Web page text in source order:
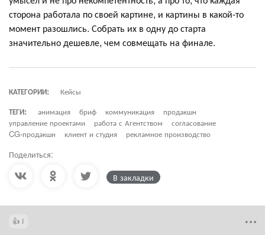
сторона работала по своей картине, и картины в какой-то
момент разошлись. Собрать их в одну до старта
значительно дешевле, чем совмещать на финале.
КАТЕГОРИИ:
Кейсы
ТЕГИ:
анимация бриф коммуникация
продакшн
управление проектами
работа с Агентством
согласование
CG-продакшн
клиент и студия рекламное производство
Поделиться:
В закладки
1